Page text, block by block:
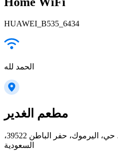
HUAWEI_B535_6434
الحمد لله
مطعم الغدير
شارع الملك عبد العزيز، حي، اليرموك، حفر الباطن 39522،
السعودية